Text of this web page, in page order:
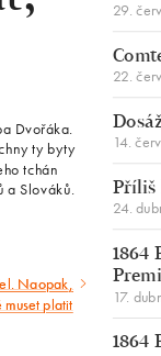
Dvořáka.
ty byty
tchán
a Slováků.
Naopak,
muset platit
29.
22.
14.
Příliš
24.
1864
17.
1864